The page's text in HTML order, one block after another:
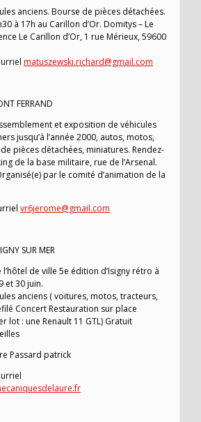
anciens. Bourse de pièces détachées.
à 17h au Carillon d’Or. Domitys – Le
Le Carillon d’Or, 1 rue Mérieux, 59600
matuszewski.richard@gmail.com
FERRAND
et exposition de véhicules
jusqu’à l’année 2000, autos, motos,
pièces détachées, miniatures. Rendez-
de la base militaire, rue de l’Arsenal.
par le comité d’animation de la
vr6jerome@gmail.com
SUR MER
de ville 5e édition d’Isigny rétro à
et 30 juin.
anciens ( voitures, motos, tracteurs,
Concert Restauration sur place
lot : une Renault 11 GTL) Gratuit
Passard patrick